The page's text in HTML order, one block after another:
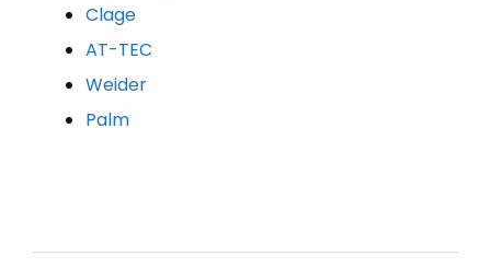
Clage
AT-TEC
Weider
Palm